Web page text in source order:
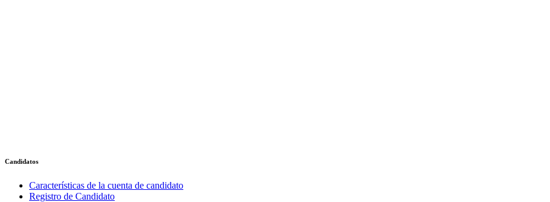
Candidatos
Características de la cuenta de candidato
Registro de Candidato